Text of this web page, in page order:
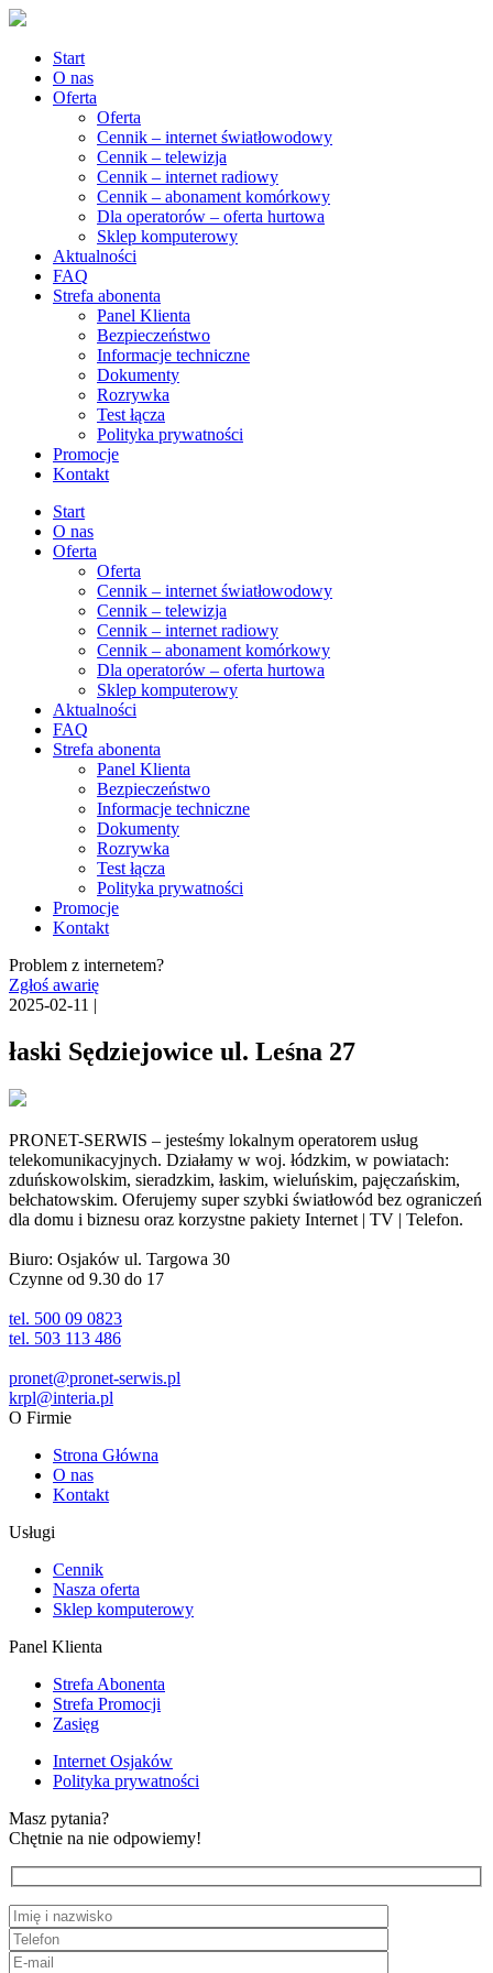
Start
O nas
Oferta
Oferta
Cennik – internet światłowodowy
Cennik – telewizja
Cennik – internet radiowy
Cennik – abonament komórkowy
Dla operatorów – oferta hurtowa
Sklep komputerowy
Aktualności
FAQ
Strefa abonenta
Panel Klienta
Bezpieczeństwo
Informacje techniczne
Dokumenty
Rozrywka
Test łącza
Polityka prywatności
Promocje
Kontakt
Start
O nas
Oferta
Oferta
Cennik – internet światłowodowy
Cennik – telewizja
Cennik – internet radiowy
Cennik – abonament komórkowy
Dla operatorów – oferta hurtowa
Sklep komputerowy
Aktualności
FAQ
Strefa abonenta
Panel Klienta
Bezpieczeństwo
Informacje techniczne
Dokumenty
Rozrywka
Test łącza
Polityka prywatności
Promocje
Kontakt
Problem z internetem?
Zgłoś awarię
2025-02-11 |
łaski Sędziejowice ul. Leśna 27
PRONET-SERWIS – jesteśmy lokalnym operatorem usług
telekomunikacyjnych. Działamy w woj. łódzkim, w powiatach:
zduńskowolskim, sieradzkim, łaskim, wieluńskim, pajęczańskim,
bełchatowskim. Oferujemy super szybki światłowód bez ograniczeń
dla domu i biznesu oraz korzystne pakiety Internet | TV | Telefon.
Biuro: Osjaków ul. Targowa 30
Czynne od 9.30 do 17
tel. 500 09 0823
tel. 503 113 486
pronet@pronet-serwis.pl
krpl@interia.pl
O Firmie
Strona Główna
O nas
Kontakt
Usługi
Cennik
Nasza oferta
Sklep komputerowy
Panel Klienta
Strefa Abonenta
Strefa Promocji
Zasięg
Internet Osjaków
Polityka prywatności
Masz pytania?
Chętnie na nie odpowiemy!